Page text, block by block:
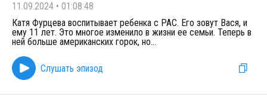
11.09.2024 • 01:08:48
Катя Фурцева воспитывает ребенка с РАС. Его зовут Вася, и
ему 11 лет. Это многое изменило в жизни ее семьи. Теперь в
ней больше американских горок, но...
Слушать эпизод